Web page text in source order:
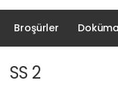
Broşürler
SS 2